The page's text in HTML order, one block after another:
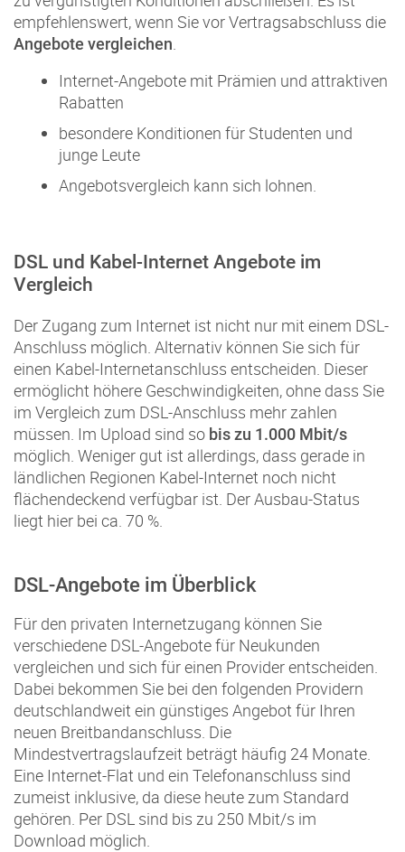
empfehlenswert, wenn Sie vor Vertragsabschluss die
Angebote vergleichen.
Internet-Angebote mit Prämien und attraktiven
Rabatten
besondere Konditionen für Studenten und
junge Leute
Angebotsvergleich kann sich lohnen.
DSL und Kabel-Internet Angebote im
Vergleich
Der Zugang zum Internet ist nicht nur mit einem DSL-
Anschluss möglich. Alternativ können Sie sich für
einen Kabel-Internetanschluss entscheiden. Dieser
ermöglicht höhere Geschwindigkeiten, ohne dass Sie
im Vergleich zum DSL-Anschluss mehr zahlen
müssen. Im Upload sind so bis zu 1.000 Mbit/s
möglich. Weniger gut ist allerdings, dass gerade in
ländlichen Regionen Kabel-Internet noch nicht
flächendeckend verfügbar ist. Der Ausbau-Status
liegt hier bei ca. 70 %.
DSL-Angebote im Überblick
Für den privaten Internetzugang können Sie
verschiedene DSL-Angebote für Neukunden
vergleichen und sich für einen Provider entscheiden.
Dabei bekommen Sie bei den folgenden Providern
deutschlandweit ein günstiges Angebot für Ihren
neuen Breitbandanschluss. Die
Mindestvertragslaufzeit beträgt häufig 24 Monate.
Eine Internet-Flat und ein Telefonanschluss sind
zumeist inklusive, da diese heute zum Standard
gehören. Per DSL sind bis zu 250 Mbit/s im
Download möglich.